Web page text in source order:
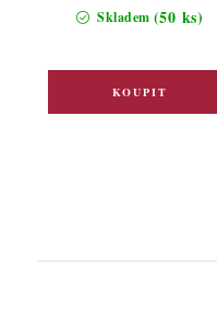
Skladem (50 ks)